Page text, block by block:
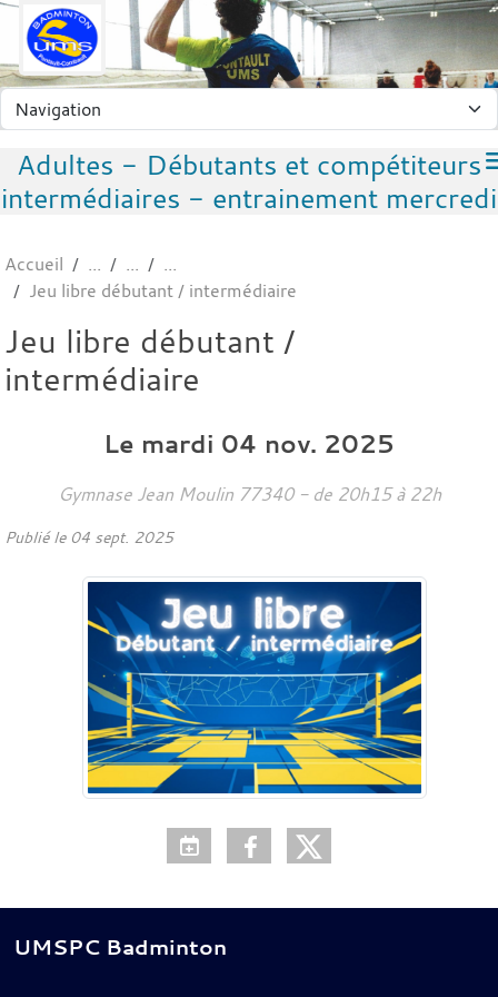
Adultes - Débutants et compétiteurs
intermédiaires - entrainement mercredi
Accueil
Jeu libre débutant / intermédiaire
Jeu libre débutant /
intermédiaire
Le mardi 04 nov. 2025
Gymnase Jean Moulin 77340 - de 20h15 à 22h
Publié le 04 sept. 2025
UMSPC Badminton
Panneau de gestion des cookies